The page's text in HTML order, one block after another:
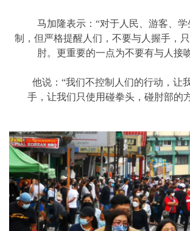
马加隆表示：“对于人民、游客、学
制，但严格提醒人们，不要与人握手，
肘。更重要的一点为不要有与人接
他说：“我们不控制人们的行动，让
手，让我们只使用碰拳头，碰肘部的